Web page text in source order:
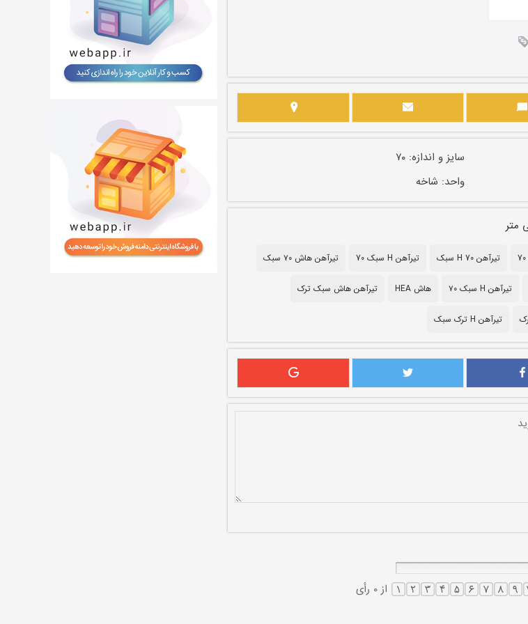
سایز و اندازه: ۷۰
واحد: شاخه
تیرآهن H 70 سبک تیرآهن H سبک 70 تیرآهن هاش ۷۰ سبک
تیرآهن H سبک ۷۰ هاش HEA تیرآهن هاش سبک ترک
تیرآهن H ترک سبک
از 0 رأی